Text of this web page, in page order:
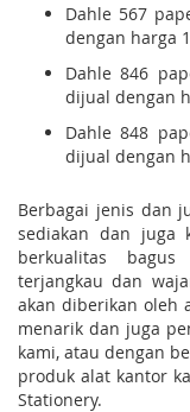
Dahle 567
dengan harga
Dahle 846
dijual dengan
Dahle 848
dijual dengan
Berbagai jenis dan
sediakan dan juga
berkualitas
terjangkau dan
akan diberikan oleh
menarik dan juga
kami, atau dengan
produk alat kantor
Stationery.